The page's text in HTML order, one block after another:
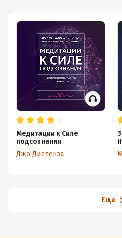
Медитации к Силе
подсознания
Джо Диспенза
Еще